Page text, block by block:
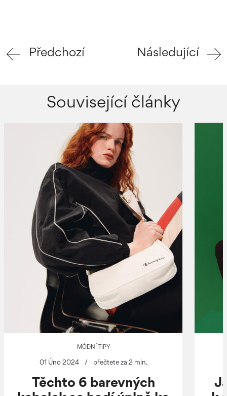
Předchozí Následující
Související články
MÓDNÍ TIPY
01 Úno 2024 / přečtete za 2 min.
Těchto 6 barevných